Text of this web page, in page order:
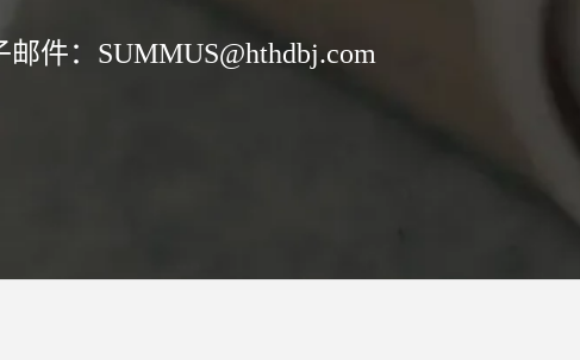
邮件：SUMMUS@hthdbj.com